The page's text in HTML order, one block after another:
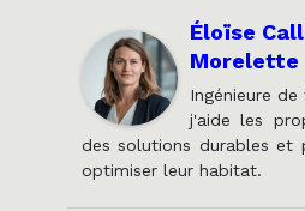
Éloïse
Morelette
Ingénieure de
j'aide les
des solutions durables et
optimiser leur habitat.